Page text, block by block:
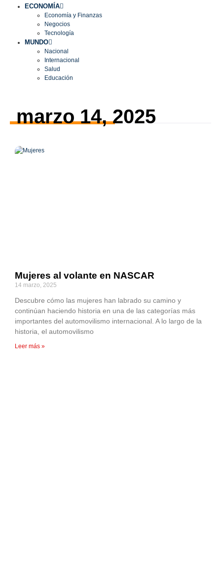
ECONOMÍA
Economía y Finanzas
Negocios
Tecnología
MUNDO
Nacional
Internacional
Salud
Educación
marzo 14, 2025
Mujeres al volante en NASCAR
14 marzo, 2025
Descubre cómo las mujeres han labrado su camino y
continúan haciendo historia en una de las categorías más
importantes del automovilismo internacional. A lo largo de la
historia, el automovilismo
Leer más »